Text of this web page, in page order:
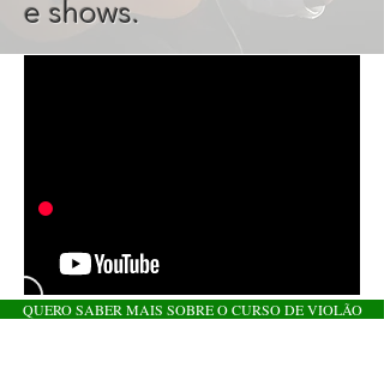
e shows.
QUERO SABER MAIS SOBRE O CURSO DE VIOLÃO